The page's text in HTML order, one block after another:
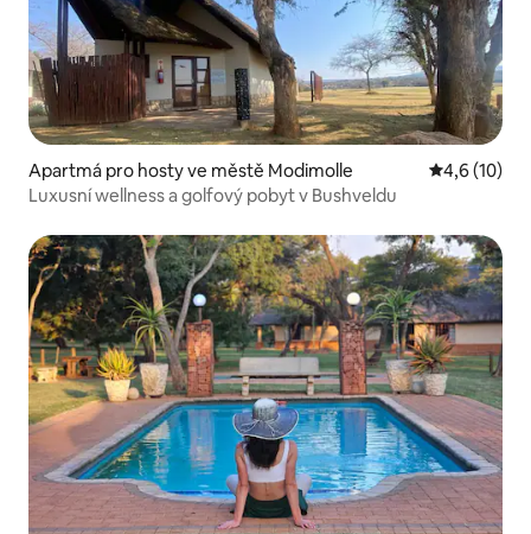
Apartmá pro hosty ve městě Modimolle Průměrné
4,6 (10)
Luxusní wellness a golfový pobyt v Bushveldu